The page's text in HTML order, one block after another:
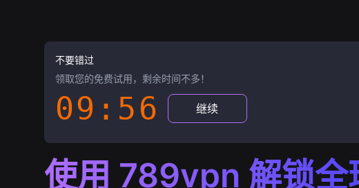
不要错过
领取您的免费试用，剩余时间不多！
09:55 继续
使用 789vpn 解锁全